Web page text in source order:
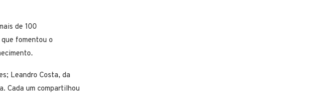
de 100
fomentou o
Leandro Costa, da
Cada um compartilhou